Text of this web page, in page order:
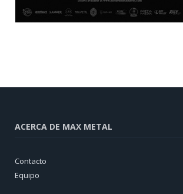
ACERCA DE MAX METAL
Contacto
Equipo